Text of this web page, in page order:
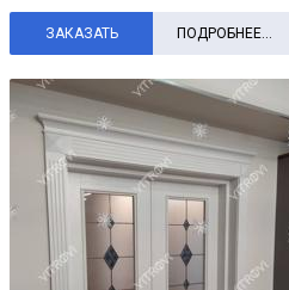
ЗАКАЗАТЬ ПОДРОБНЕЕ...